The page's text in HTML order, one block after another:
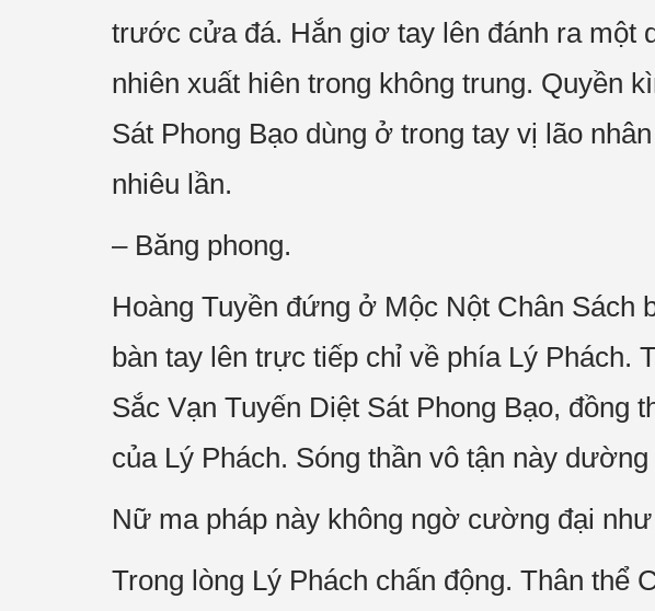
trước cửa đá. Hắn giơ tay lên đánh ra một
nhiên xuất hiên trong không trung. Quyền
Sát Phong Bạo dùng ở trong tay vị lão
nhiêu lần.
– Băng phong.
Hoàng Tuyền đứng ở Mộc Nột Chân
bàn tay lên trực tiếp chỉ về phía Lý Phách.
Sắc Vạn Tuyến Diệt Sát Phong Bạo, đồng
của Lý Phách. Sóng thần vô tận này
Nữ ma pháp này không ngờ cường đại
Trong lòng Lý Phách chấn động. Thân